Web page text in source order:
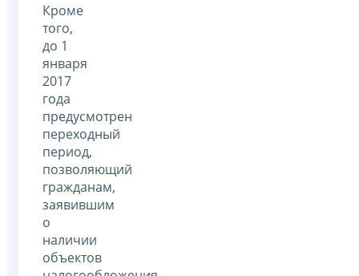
Кроме
того,
до 1
января
2017
года
предусмотрен
переходный
период,
позволяющий
гражданам,
заявившим
о
наличии
объектов